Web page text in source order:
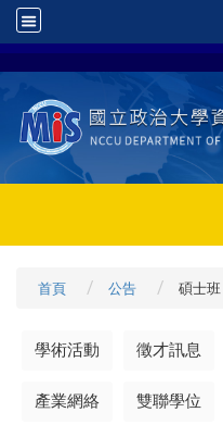
首頁 公告 碩士班
學術活動 徵才訊息
產業網絡 雙聯學位